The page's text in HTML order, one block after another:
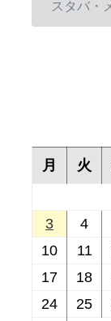
月
火
3
4
10
11
17
18
24
25